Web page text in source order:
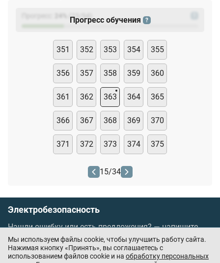
(23
Прогресс обучения ?
351 352 353 354 355
356 357 358 359 360
361 362 363 364 365
366 367 368 369 370
371 372 373 374 375
15/34
Электробезопасность
Нашли ошибку или есть предложения? —напишите
нам
Порядок проведения оплаты по банковским
картам/Цены/Оферта
Мы используем файлы cookie, чтобы улучшить работу сайта.
Нажимая кнопку «Принять», вы соглашаетесь с
использованием файлов cookie и на обработку персональных